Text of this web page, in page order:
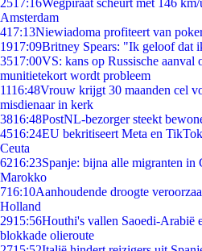
2517:16Wegpiraat scheurt met 146
Amsterdam
417:13Niewiadoma profiteert van
1917:09Britney Spears: "Ik geloof dat
3517:00VS: kans op Russische
munitietekort wordt probleem
1116:48Vrouw krijgt 30 maanden cel
misdienaar in kerk
3816:48PostNL-bezorger steekt
4516:24EU bekritiseert Meta en
Ceuta
6216:23Spanje: bijna alle migranten in
Marokko
716:10Aanhoudende droogte
Holland
2915:56Houthi's vallen Saoedi-Arabië
blokkade olieroute